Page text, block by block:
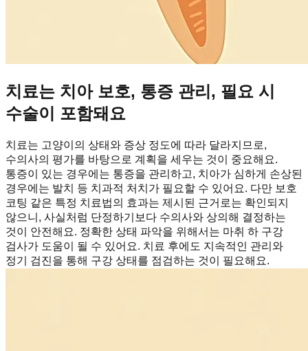
치료는 치아 보호, 통증 관리, 필요 시
수술이 포함돼요
치료는 고양이의 상태와 증상 정도에 따라 달라지므로,
수의사의 평가를 바탕으로 계획을 세우는 것이 중요해요.
통증이 있는 경우에는 통증을 관리하고, 치아가 심하게 손상된
경우에는 발치 등 치과적 처치가 필요할 수 있어요. 다만 보호
코팅 같은 특정 치료법의 효과는 제시된 근거로는 확인되지
않으니, 사실처럼 단정하기보다 수의사와 상의해 결정하는
것이 안전해요. 정확한 상태 파악을 위해서는 마취 하 구강
검사가 도움이 될 수 있어요. 치료 후에도 지속적인 관리와
정기 검진을 통해 구강 상태를 점검하는 것이 필요해요.